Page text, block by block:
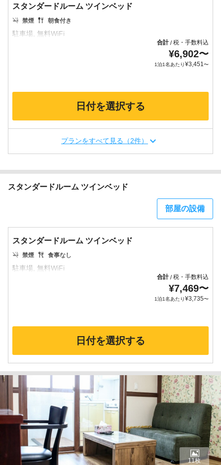
スタンダードルーム ツインベッド
禁煙 朝食付き
合計/税・手数料込
¥6,902〜
1泊1名あたり¥3,451〜
日付を選択する
プランをすべて見る（2件）
スタンダードルーム ツインベッド
部屋の設備
スタンダードルーム ツインベッド
禁煙 食事なし
合計/税・手数料込
¥7,469〜
1泊1名あたり¥3,735〜
日付を選択する
11枚